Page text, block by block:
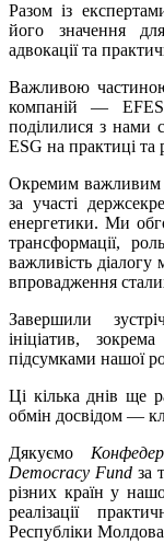
Разом із
його значення
адвокації та
Важливою
компаній —
поділилися з нами
ESG на практиці та
Окремим важливим
за участі
енергетики. Ми
трансформації,
важливість
впровадження
Завершили
ініціатив,
підсумками нашої
Ці кілька днів ще
обмін досвідом —
Дякуємо
Democracy Fund за
різних країн у
реалізації
Республіки Молдова